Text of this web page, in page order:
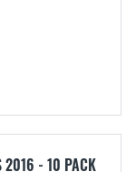
2016 - 10 PACK